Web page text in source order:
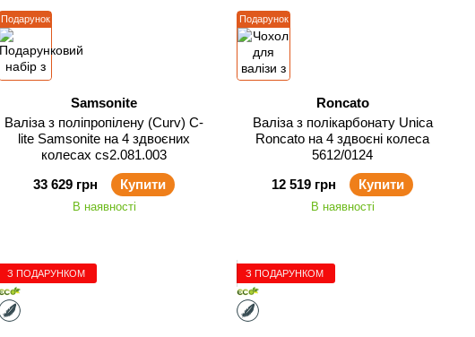
Подарунок
Samsonite
Валіза з поліпропілену (Curv) C-
lite Samsonite на 4 здвоєних
колесах cs2.081.003
33 629 грн
Купити
В наявності
Подарунок
Roncato
Валіза з полікарбонату Unica
Roncato на 4 здвоєні колеса
5612/0124
12 519 грн
Купити
В наявності
З ПОДАРУНКОМ З ПОДАРУНКОМ